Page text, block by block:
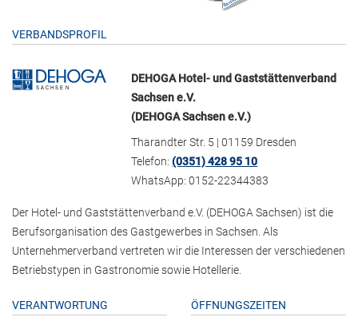
VERBANDSPROFIL
DEHOGA Hotel- und Gaststättenverband
Sachsen e.V.
(DEHOGA Sachsen e.V.)
Tharandter Str. 5 | 01159 Dresden
Telefon:(0351) 428 95 10
WhatsApp: 0152-22344383
Der Hotel- und Gaststättenverband e.V. (DEHOGA Sachsen) ist die
Berufsorganisation des Gastgewerbes in Sachsen. Als
Unternehmerverband vertreten wir die Interessen der verschiedenen
Betriebstypen in Gastronomie sowie Hotellerie.
VERANTWORTUNG ÖFFNUNGSZEITEN